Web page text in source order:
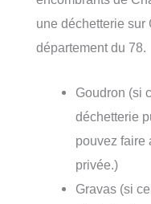
une déchetterie sur
département du 78.
Goudron (si
déchetterie
pouvez faire
privée.)
Gravas (si